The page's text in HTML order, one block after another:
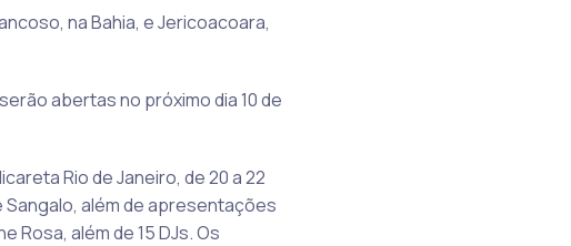
na Bahia, e Jericoacoara,
abertas no próximo dia 10 de
Rio de Janeiro, de 20 a 22
além de apresentações
Rosa, além de 15 DJs. Os